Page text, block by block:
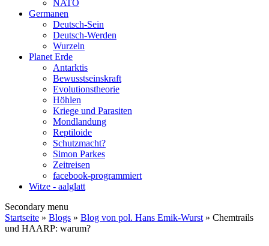
NATO
Germanen
Deutsch-Sein
Deutsch-Werden
Wurzeln
Planet Erde
Antarktis
Bewusstseinskraft
Evolutionstheorie
Höhlen
Kriege und Parasiten
Mondlandung
Reptiloide
Schutzmacht?
Simon Parkes
Zeitreisen
facebook-programmiert
Witze - aalglatt
Secondary menu
Startseite » Blogs » Blog von pol. Hans Emik-Wurst » Chemtrails
und HAARP: warum?